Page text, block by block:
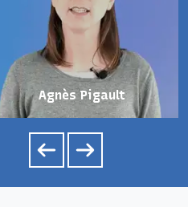
Agnès Pigault